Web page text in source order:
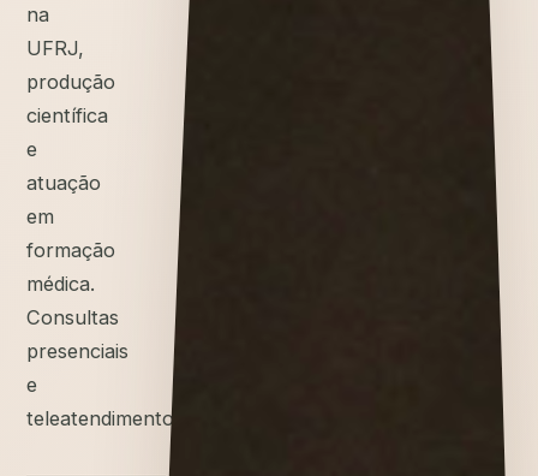
na
UFRJ,
produção
científica
e
atuação
em
formação
médica.
Consultas
presenciais
e
teleatendimento.